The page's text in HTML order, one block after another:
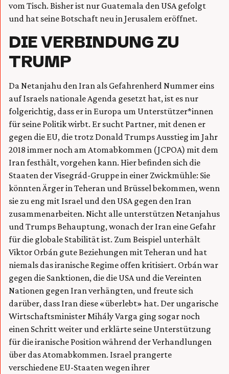
vom Tisch. Bisher ist nur Guatemala den USA gefolgt
und hat seine Botschaft neu in Jerusalem eröffnet.
DIE VERBINDUNG ZU
TRUMP
Da Netanjahu den Iran als Gefahrenherd Nummer eins
auf Israels nationale Agenda gesetzt hat, ist es nur
folgerichtig, dass er in Europa um Unterstützer*innen
für seine Politik wirbt. Er sucht Partner, mit denen er
gegen die EU, die trotz Donald Trumps Ausstieg im Jahr
2018 immer noch am Atomabkommen (JCPOA) mit dem
Iran festhält, vorgehen kann. Hier befinden sich die
Staaten der Visegrád-Gruppe in einer Zwickmühle: Sie
könnten Ärger in Teheran und Brüssel bekommen, wenn
sie zu eng mit Israel und den USA gegen den Iran
zusammenarbeiten. Nicht alle unterstützen Netanjahus
und Trumps Behauptung, wonach der Iran eine Gefahr
für die globale Stabilität ist. Zum Beispiel unterhält
Viktor Orbán gute Beziehungen mit Teheran und hat
niemals das iranische Regime offen kritisiert. Orbán war
gegen die Sanktionen, die die USA und die Vereinten
Nationen gegen Iran verhängten, und freute sich
darüber, dass Iran diese «überlebt» hat. Der ungarische
Wirtschaftsminister Mihály Varga ging sogar noch
einen Schritt weiter und erklärte seine Unterstützung
für die iranische Position während der Verhandlungen
über das Atomabkommen. Israel prangerte
verschiedene EU-Staaten wegen ihrer